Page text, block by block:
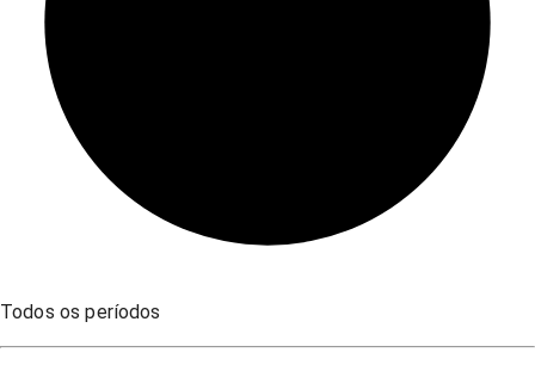
Todos os períodos